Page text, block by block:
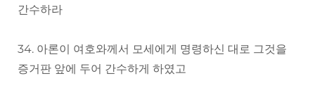
간수하라
34. 아론이 여호와께서 모세에게 명령하신 대로 그것을
증거판 앞에 두어 간수하게 하였고